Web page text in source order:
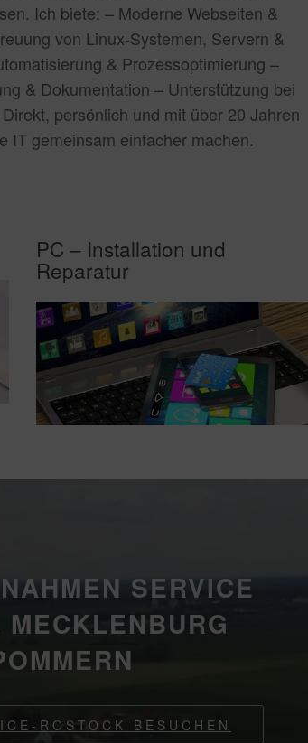
Ich biete: – Moderne Webseiten &
von Linux-Systemen, Servern &
& Prozessoptimierung –
& Dokumentation – Unterstützung bei
persönlich und mit über 20 Jahren
IT gemeinsam einfacher machen.
PC – Installation und
Reparatur
SERVICE
ROSTOCK BESUCHEN